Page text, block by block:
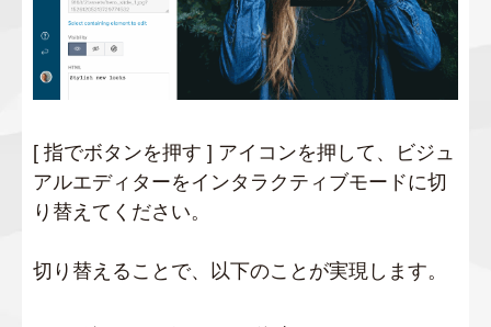
[ 指でボタンを押す ] アイコンを押して、ビジュ
アルエディターをインタラクティブモードに切
り替えてください。
切り替えることで、以下のことが実現します。